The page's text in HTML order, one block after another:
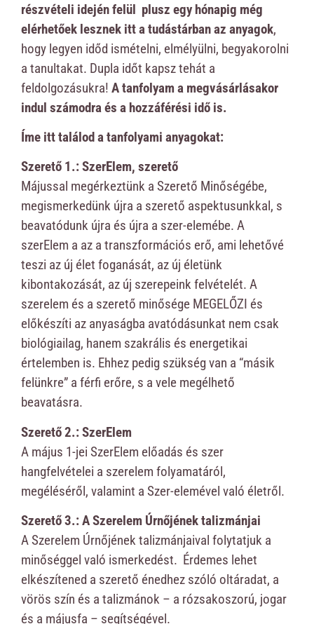
részvételi idején felül plusz egy hónapig még
elérhetőek lesznek itt a tudástárban az anyagok,
hogy legyen időd ismételni, elmélyülni, begyakorolni
a tanultakat. Dupla időt kapsz tehát a
feldolgozásukra! A tanfolyam a megvásárlásakor
indul számodra és a hozzáférési idő is.
Íme itt találod a tanfolyami anyagokat:
Szerető 1.: SzerElem, szerető
Májussal megérkeztünk a Szerető Minőségébe,
megismerkedünk újra a szerető aspektusunkkal, s
beavatódunk újra és újra a szer-elemébe. A
szerElem a az a transzformációs erő, ami lehetővé
teszi az új élet foganását, az új életünk
kibontakozását, az új szerepeink felvételét. A
szerelem és a szerető minősége MEGELŐZI és
előkészíti az anyaságba avatódásunkat nem csak
biológiailag, hanem szakrális és energetikai
értelemben is. Ehhez pedig szükség van a “másik
felünkre” a férfi erőre, s a vele megélhető
beavatásra.
Szerető 2.: SzerElem
A május 1-jei SzerElem előadás és szer
hangfelvételei a szerelem folyamatáról,
megéléséről, valamint a Szer-elemével való életről.
Szerető 3.: A Szerelem Úrnőjének talizmánjai
A Szerelem Úrnőjének talizmánjaival folytatjuk a
minőséggel való ismerkedést. Érdemes lehet
elkészítened a szerető énedhez szóló oltáradat, a
vörös szín és a talizmánok – a rózsakoszorú, jogar
és a májusfa – segítségével.